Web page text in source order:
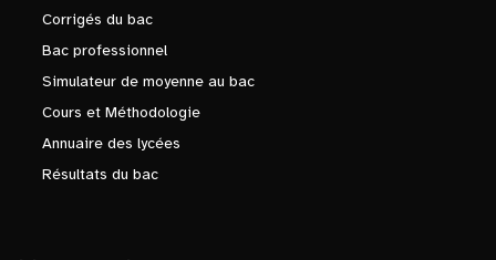
Corrigés du bac
Bac professionnel
Simulateur de moyenne au bac
Cours et Méthodologie
Annuaire des lycées
Résultats du bac